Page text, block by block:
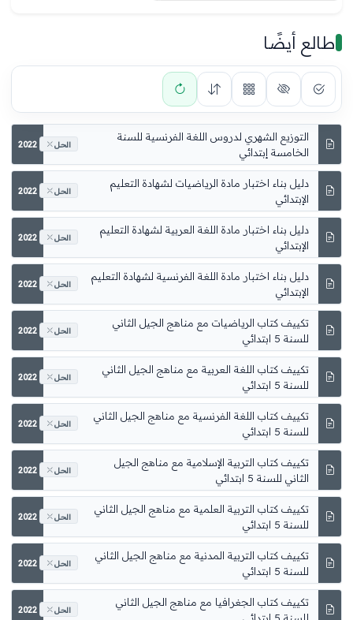
طالع أيضًا
2022 الحل
2022 الحل
2022 الحل
2022 الحل
2022 الحل
2022 الحل
2022 الحل
2022 الحل
2022 الحل
2022 الحل
2022 الحل